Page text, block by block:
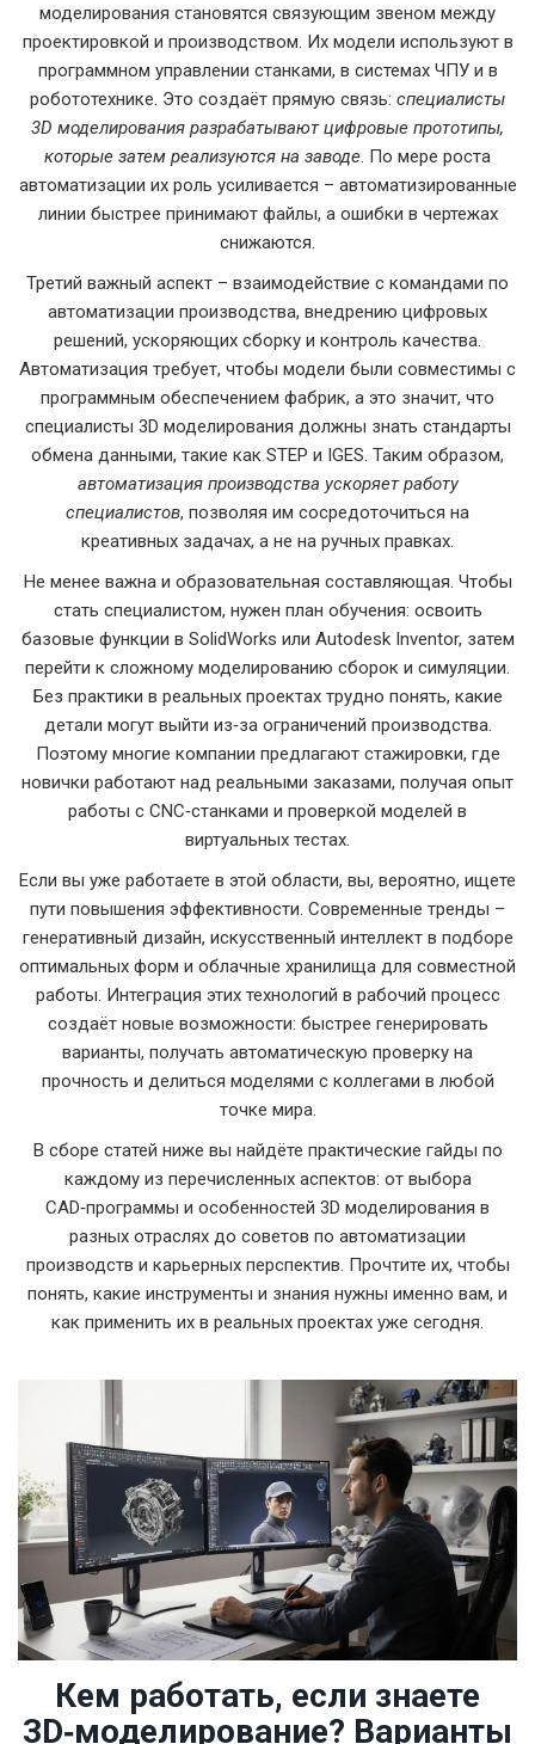
моделирования становятся связующим звеном между
проектировкой и производством. Их модели используют в
программном управлении станками, в системах ЧПУ и в
робототехнике. Это создаёт прямую связь: специалисты
3D моделирования разрабатывают цифровые прототипы,
которые затем реализуются на заводе. По мере роста
автоматизации их роль усиливается – автоматизированные
линии быстрее принимают файлы, а ошибки в чертежах
снижаются.
Третий важный аспект – взаимодействие с командами по
автоматизации производства, внедрению цифровых
решений, ускоряющих сборку и контроль качества.
Автоматизация требует, чтобы модели были совместимы с
программным обеспечением фабрик, а это значит, что
специалисты 3D моделирования должны знать стандарты
обмена данными, такие как STEP и IGES. Таким образом,
автоматизация производства ускоряет работу
специалистов, позволяя им сосредоточиться на
креативных задачах, а не на ручных правках.
Не менее важна и образовательная составляющая. Чтобы
стать специалистом, нужен план обучения: освоить
базовые функции в SolidWorks или Autodesk Inventor, затем
перейти к сложному моделированию сборок и симуляции.
Без практики в реальных проектах трудно понять, какие
детали могут выйти из‑за ограничений производства.
Поэтому многие компании предлагают стажировки, где
новички работают над реальными заказами, получая опыт
работы с CNC‑станками и проверкой моделей в
виртуальных тестах.
Если вы уже работаете в этой области, вы, вероятно, ищете
пути повышения эффективности. Современные тренды –
генеративный дизайн, искусственный интеллект в подборе
оптимальных форм и облачные хранилища для совместной
работы. Интеграция этих технологий в рабочий процесс
создаёт новые возможности: быстрее генерировать
варианты, получать автоматическую проверку на
прочность и делиться моделями с коллегами в любой
точке мира.
В сборе статей ниже вы найдёте практические гайды по
каждому из перечисленных аспектов: от выбора
CAD‑программы и особенностей 3D моделирования в
разных отраслях до советов по автоматизации
производств и карьерных перспектив. Прочтите их, чтобы
понять, какие инструменты и знания нужны именно вам, и
как применить их в реальных проектах уже сегодня.
Кем работать, если знаете
3D‑моделирование? Варианты